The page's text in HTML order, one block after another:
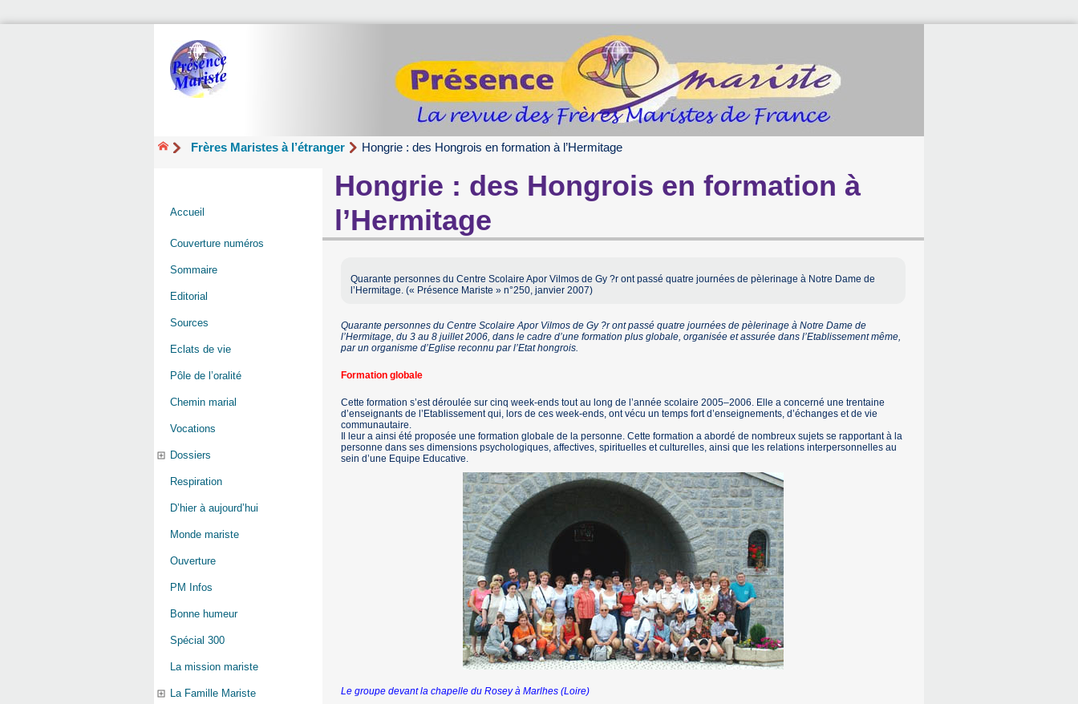
Frères Maristes à l’étranger Hongrie : des Hongrois en formation à l’Hermitage
Hongrie : des Hongrois en formation à
l’Hermitage
Quarante personnes du Centre Scolaire Apor Vilmos de Gy ?r ont passé quatre journées de pèlerinage à Notre Dame de
l’Hermitage. (« Présence Mariste » n°250, janvier 2007)
Quarante personnes du Centre Scolaire Apor Vilmos de Gy ?r ont passé quatre journées de pèlerinage à Notre Dame de
l’Hermitage, du 3 au 8 juillet 2006, dans le cadre d’une formation plus globale, organisée et assurée dans l’Etablissement même,
par un organisme d’Eglise reconnu par l’Etat hongrois.
Formation globale
Cette formation s’est déroulée sur cinq week-ends tout au long de l’année scolaire 2005–2006. Elle a concerné une trentaine
d’enseignants de l’Etablissement qui, lors de ces week-ends, ont vécu un temps fort d’enseignements, d’échanges et de vie
communautaire.
Il leur a ainsi été proposée une formation globale de la personne. Cette formation a abordé de nombreux sujets se rapportant à la
personne dans ses dimensions psychologiques, affectives, spirituelles et culturelles, ainsi que les relations interpersonnelles au
sein d’une Equipe Educative.
Le groupe devant la chapelle du Rosey à Marlhes (Loire)
Accueil
Couverture numéros
Sommaire
Editorial
Sources
Eclats de vie
Pôle de l’oralité
Chemin marial
Vocations
Dossiers
Respiration
D’hier à aujourd’hui
Monde mariste
Ouverture
PM Infos
Bonne humeur
Spécial 300
La mission mariste
La Famille Mariste